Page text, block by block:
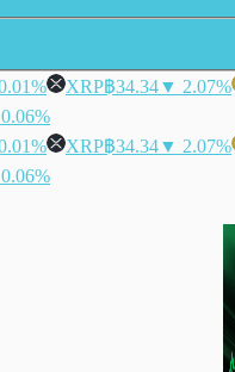
XRP฿34.34▼ 2.07%
XRP฿34.34▼ 2.07%